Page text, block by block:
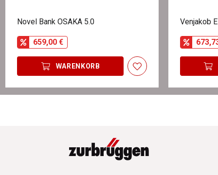
Novel Bank OSAKA 5.0
659,00 €
WARENKORB
Venjakob